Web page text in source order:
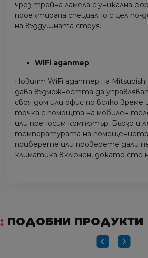
чрез тройна ламела с уникална
проектирана специално с цел по-
на въздушната струя.
WiFi адаптер
Новият WiFi адаптер на
дава възможността да
своя дом или офис по всяко време
точка с помощта на мобилен
или преносим компютър. Бързо и
температурата на помещението
приберете или проверете дали
климатика включен, докато сте
ПОДОБНИ ПРОДУКТИ